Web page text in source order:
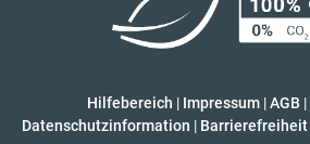
Hilfebereich | Impressum |AGB |
Datenschutzinformation | Barrierefreiheit